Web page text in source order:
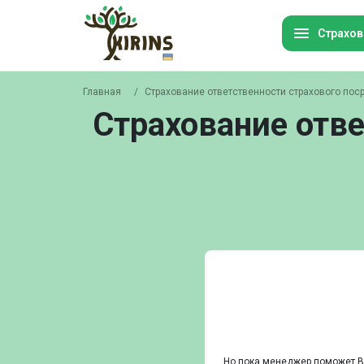
Главная / Страхование ответственности страхового
Страхование
Но пока менеджер поможет